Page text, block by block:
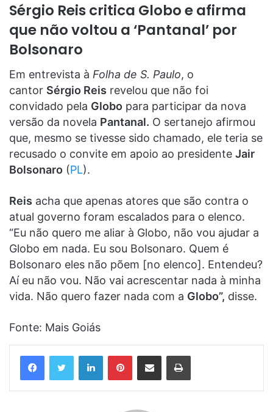
Sérgio Reis critica Globo e afirma
que não voltou a ‘Pantanal’ por
Bolsonaro
Em entrevista à Folha de S. Paulo, o
cantor Sérgio Reis revelou que não foi
convidado pela Globo para participar da nova
versão da novela Pantanal. O sertanejo afirmou
que, mesmo se tivesse sido chamado, ele teria se
recusado o convite em apoio ao presidente Jair
Bolsonaro (PL).
Reis acha que apenas atores que são contra o
atual governo foram escalados para o elenco.
“Eu não quero me aliar à Globo, não vou ajudar a
Globo em nada. Eu sou Bolsonaro. Quem é
Bolsonaro eles não põem [no elenco]. Entendeu?
Aí eu não vou. Não vai acrescentar nada à minha
vida. Não quero fazer nada com a Globo”, disse.
Fonte: Mais Goiás
LinkedinPinterestCompartilhar via e-mail Imprimir